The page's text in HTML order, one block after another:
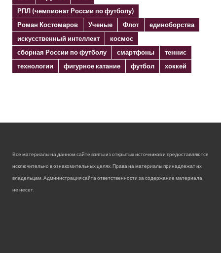
РПЛ (чемпионат России по футболу)
Роман Костомаров
Ученые Флот
единоборства
искусственный интеллект
космос
сборная России по футболу
смартфоны
теннис
технологии
фигурное катание футбол хоккей
Все материалы на данном сайте взяты из открытых источников и предоставляются
исключительно в ознакомительных целях. Права на материалы принадлежат их
владельцам. Администрация сайта ответственности за содержание материала
не несет.